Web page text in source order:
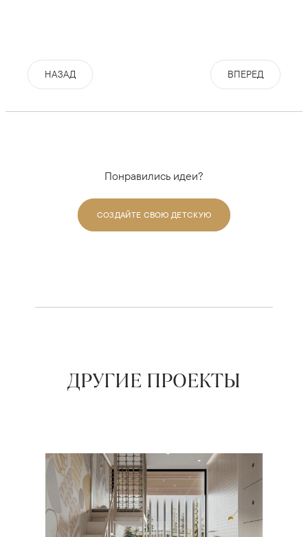
НАЗАД ВПЕРЕД
Понравились идеи?
СОЗДАЙТЕ СВОЮ ДЕТСКУЮ
ДРУГИЕ ПРОЕКТЫ